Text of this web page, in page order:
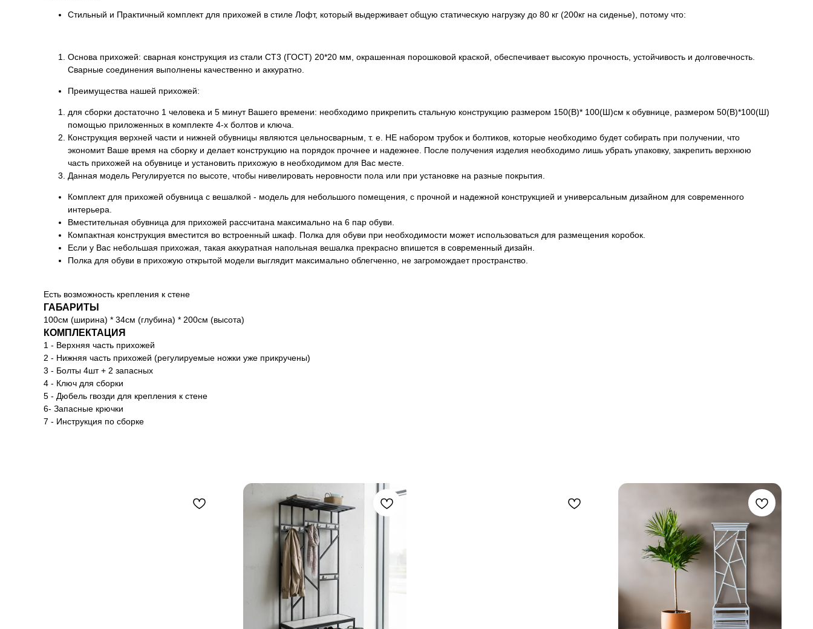
Стильный и Практичный комплект для прихожей в стиле Лофт, который выдерживает общую статическую нагрузку до 80 кг (200кг на сиденье), потому что:
Основа прихожей: сварная конструкция из стали СТ3 (ГОСТ) 20*20 мм, окрашенная порошковой краской, обеспечивает высокую прочность, устойчивость и долговечность.
Сварные соединения выполнены качественно и аккуратно.
Преимущества нашей прихожей:
для сборки достаточно 1 человека и 5 минут Вашего времени: необходимо прикрепить стальную конструкцию размером 150(В)* 100(Ш)см к обувнице, размером 50(В)*100(Ш)
помощью приложенных в комплекте 4-х болтов и ключа.
Конструкция верхней части и нижней обувницы являются цельносварным, т. е. НЕ набором трубок и болтиков, которые необходимо будет собирать при получении, что
экономит Ваше время на сборку и делает конструкцию на порядок прочнее и надежнее. После получения изделия необходимо лишь убрать упаковку, закрепить верхнюю
часть прихожей на обувнице и установить прихожую в необходимом для Вас месте.
Данная модель Регулируется по высоте, чтобы нивелировать неровности пола или при установке на разные покрытия.
Комплект для прихожей обувница с вешалкой - модель для небольшого помещения, с прочной и надежной конструкцией и универсальным дизайном для современного
интерьера.
Вместительная обувница для прихожей рассчитана максимально на 6 пар обуви.
Компактная конструкция вместится во встроенный шкаф. Полка для обуви при необходимости может использоваться для размещения коробок.
Если у Вас небольшая прихожая, такая аккуратная напольная вешалка прекрасно впишется в современный дизайн.
Полка для обуви в прихожую открытой модели выглядит максимально облегченно, не загромождает пространство.
Есть возможность крепления к стене
ГАБАРИТЫ
100см (ширина) * 34см (глубина) * 200см (высота)
КОМПЛЕКТАЦИЯ
1 - Верхняя часть прихожей
2 - Нижняя часть прихожей (регулируемые ножки уже прикручены)
3 - Болты 4шт + 2 запасных
4 - Ключ для сборки
5 - Дюбель гвозди для крепления к стене
6- Запасные крючки
7 - Инструкция по сборке